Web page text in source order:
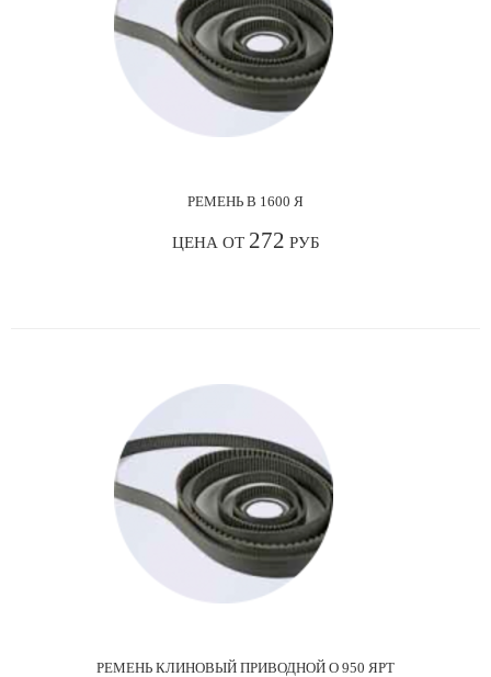
РЕМЕНЬ В 1600 Я
ЦЕНА ОТ 272 РУБ
РЕМЕНЬ КЛИНОВЫЙ ПРИВОДНОЙ О 950 ЯРТ